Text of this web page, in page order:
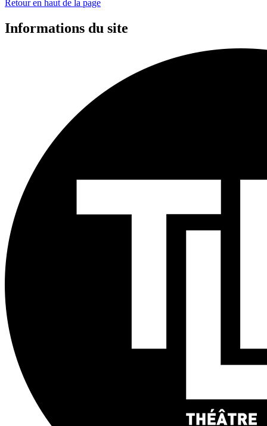
Retour en haut de la page
Informations du site